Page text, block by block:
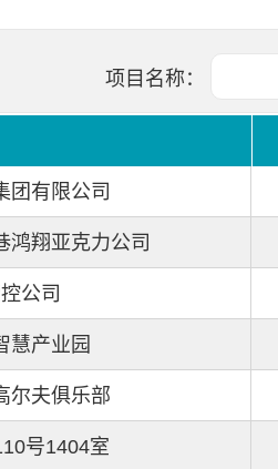
项目名称：
团有限公司
鸿翔亚克力公司
公司
慧产业园
尔夫俱乐部
号1404室